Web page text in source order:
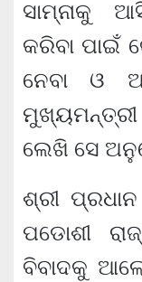
ସାମ୍ନାକୁ
କରିବା ପାଇଁ
ନେବା ଓ
ଲେଖି ସେ
ଶ୍ରୀ
ପଡୋଶୀ
ବିବାଦକୁ